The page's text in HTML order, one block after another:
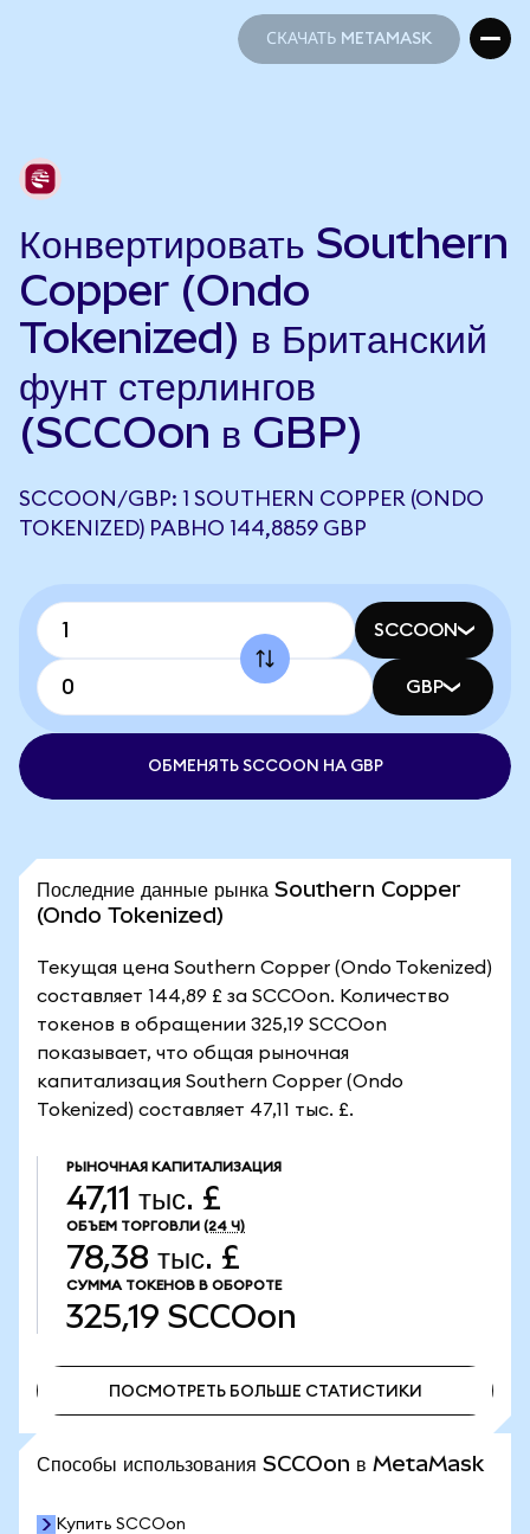
СКАЧАТЬ METAMASK
Конвертировать Southern
Copper (Ondo
Tokenized) в Британский
фунт стерлингов
(SCCOon в GBP)
SCCOON/GBP: 1 SOUTHERN COPPER (ONDO
TOKENIZED) РАВНО 144,8859 GBP
SCCOON
GBP
ОБМЕНЯТЬ SCCOON НА GBP
Последние данные рынка Southern Copper
(Ondo Tokenized)
Текущая цена Southern Copper (Ondo Tokenized)
составляет 144,89 £ за SCCOon. Количество
токенов в обращении 325,19 SCCOon
показывает, что общая рыночная
капитализация Southern Copper (Ondo
Tokenized) составляет 47,11 тыс. £.
РЫНОЧНАЯ КАПИТАЛИЗАЦИЯ
47,11 тыс. £
ОБЪЕМ ТОРГОВЛИ (24 Ч)
78,38 тыс. £
СУММА ТОКЕНОВ В ОБОРОТЕ
325,19 SCCOon
ПОСМОТРЕТЬ БОЛЬШЕ СТАТИСТИКИ
Способы использования SCCOon в MetaMask
Купить SCCOon